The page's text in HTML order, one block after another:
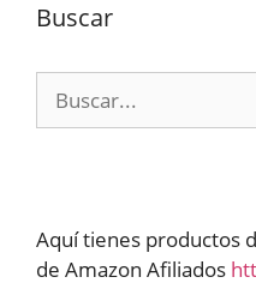
Buscar
Aquí tienes productos
de Amazon Afiliados